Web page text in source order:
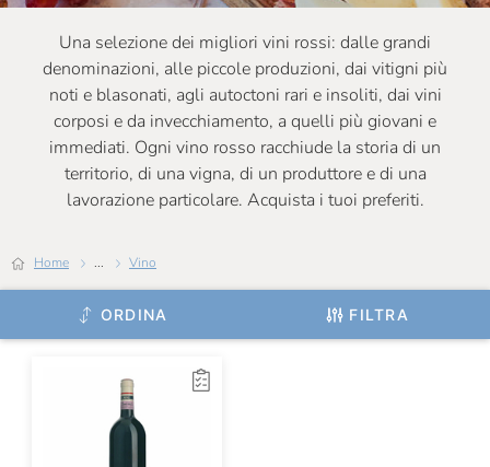
Una selezione dei migliori vini rossi: dalle grandi
denominazioni, alle piccole produzioni, dai vitigni più
noti e blasonati, agli autoctoni rari e insoliti, dai vini
corposi e da invecchiamento, a quelli più giovani e
immediati. Ogni vino rosso racchiude la storia di un
territorio, di una vigna, di un produttore e di una
lavorazione particolare. Acquista i tuoi preferiti.
Home ... Vino
ORDINA FILTRA
Castello Di Monsanto
Ceci
Celestina Fè
Certosa Di Belriguardo
Chateau Musar
Chiarli
Claudio Cipressi